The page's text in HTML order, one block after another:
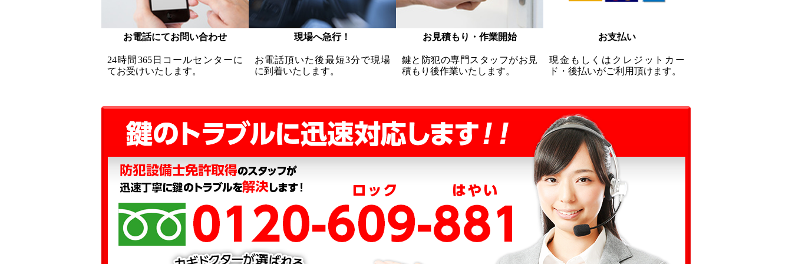
お電話にてお問い合わせ
24時間365日コールセンターに
てお受けいたします。
現場へ急行！
お電話頂いた後最短3分で現場
に到着いたします。
お見積もり・作業開始
鍵と防犯の専門スタッフがお見
積もり後作業いたします。
お支払い
現金もしくはクレジットカー
ド・後払いがご利用頂けます。